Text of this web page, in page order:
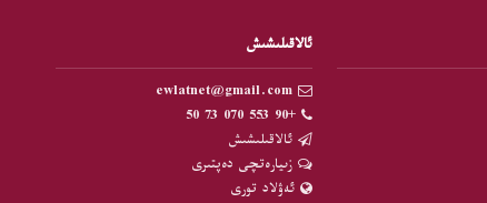
ئالاقىلىشىش
ewlatnet@gmail.com
+90 553 070 73 50
ئالاقىلىشىش
زىيارەتچى دەپتىرى
ئەۋلاد تورى